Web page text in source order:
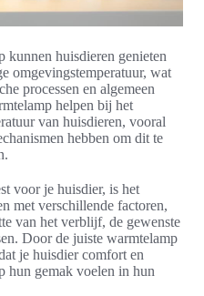
kunnen huisdieren genieten
omgevingstemperatuur, wat
processen en algemeen
helpen bij het
van huisdieren, vooral
hebben om dit te
voor je huisdier, is het
met verschillende factoren,
van het verblijf, de gewenste
Door de juiste warmtelamp
je huisdier comfort en
hun gemak voelen in hun